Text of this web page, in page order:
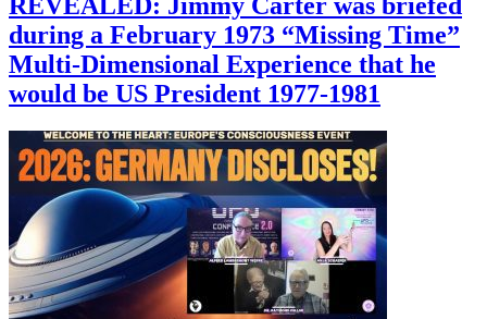
REVEALED: Jimmy Carter was briefed
during a February 1973 “Missing Time”
Multi-Dimensional Experience that he
would be US President 1977-1981